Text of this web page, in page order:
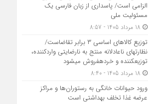
الزامی است/ پاسداری از زبان فارسی یک
مسئولیت ملی
توزیع کالاهای اساسی ۳ برابر تقاضاست/
نظارت‎های ناعادلانه منتج به نارضایتی واردکننده،
توزیع‎کننده و خرده‎فروش می‎شود
ورود حیوانات خانگی به رستوران‌ها و مراکز
عرضه غذا تخلف بهداشتی است